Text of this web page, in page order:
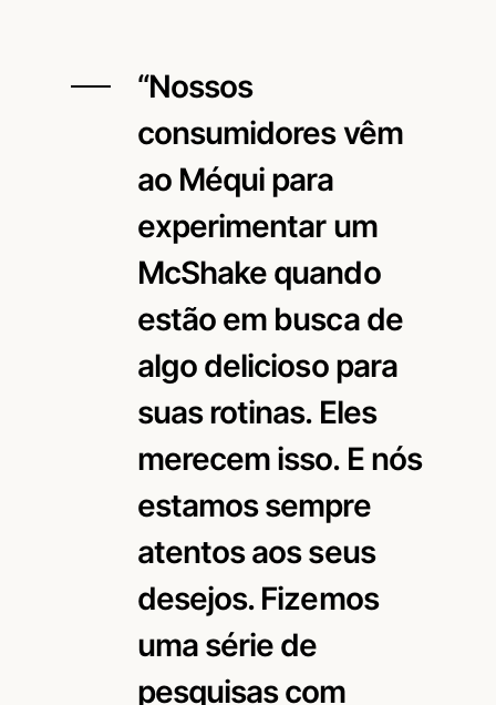
“Nossos
consumidores vêm
ao Méqui para
experimentar um
McShake quando
estão em busca de
algo delicioso para
suas rotinas. Eles
merecem isso. E nós
estamos sempre
atentos aos seus
desejos. Fizemos
uma série de
pesquisas com